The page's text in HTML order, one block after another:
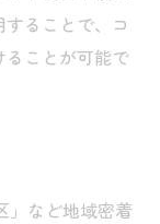
ることで、コ
ことが可能で
」など地域密着